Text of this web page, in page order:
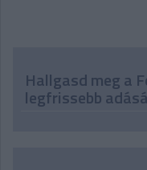
Hallgasd meg a
legfrissebb